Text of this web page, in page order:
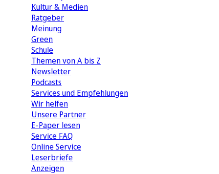
Kultur & Medien
Ratgeber
Meinung
Green
Schule
Themen von A bis Z
Newsletter
Podcasts
Services und Empfehlungen
Wir helfen
Unsere Partner
E-Paper lesen
Service FAQ
Online Service
Leserbriefe
Anzeigen